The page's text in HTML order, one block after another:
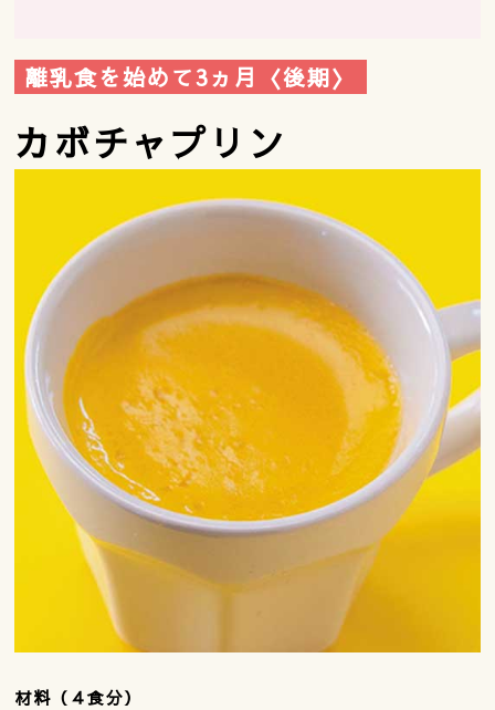
離乳食を始めて3ヵ月〈後期〉
カボチャプリン
材料（４食分）